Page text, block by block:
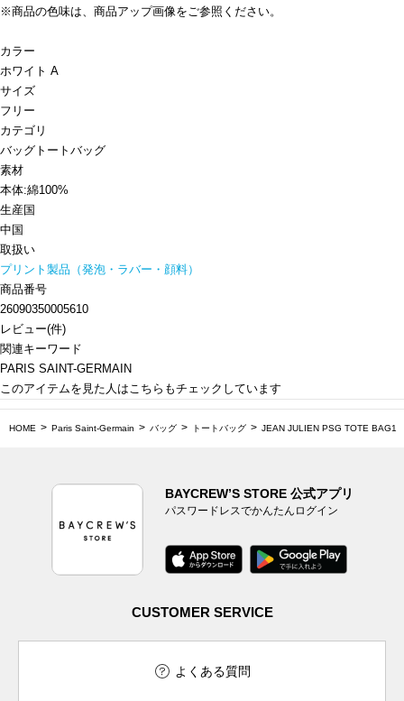
※商品の色味は、商品アップ画像をご参照ください。
カラー
ホワイト A
サイズ
フリー
カテゴリ
バッグ トートバッグ
素材
本体:綿100%
生産国
中国
取扱い
プリント製品（発泡・ラバー・顔料）
商品番号
26090350005610
レビュー(件)
関連キーワード
PARIS SAINT-GERMAIN
このアイテムを見た人はこちらもチェックしています
HOME Paris Saint-Germain バッグ トートバッグ JEAN JULIEN PSG TOTE BAG1
BAYCREW’S STORE 公式アプリ
パスワードレスでかんたんログイン
CUSTOMER SERVICE
よくある質問